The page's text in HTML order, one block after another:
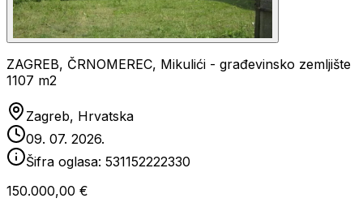
ZAGREB, ČRNOMEREC, Mikulići - građevinsko zemljište
1107 m2
Zagreb, Hrvatska
09. 07. 2026.
Šifra oglasa: 531152222330
150.000,00 €